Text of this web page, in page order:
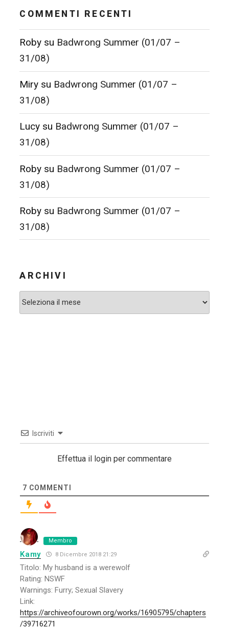
COMMENTI RECENTI
Roby su Badwrong Summer (01/07 –
31/08)
Miry su Badwrong Summer (01/07 –
31/08)
Lucy su Badwrong Summer (01/07 –
31/08)
Roby su Badwrong Summer (01/07 –
31/08)
Roby su Badwrong Summer (01/07 –
31/08)
ARCHIVI
Archivi
Iscriviti
Effettua il login per commentare
7 COMMENTI
Membro
Kamy 8 Dicembre 2018 21:29
Titolo: My husband is a werewolf
Rating: NSWF
Warnings: Furry; Sexual Slavery
Link:
https://archiveofourown.org/works/16905795/chapters
/39716271